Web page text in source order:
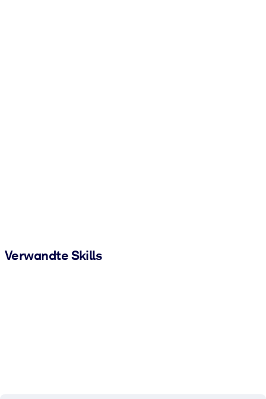
Verwandte Skills